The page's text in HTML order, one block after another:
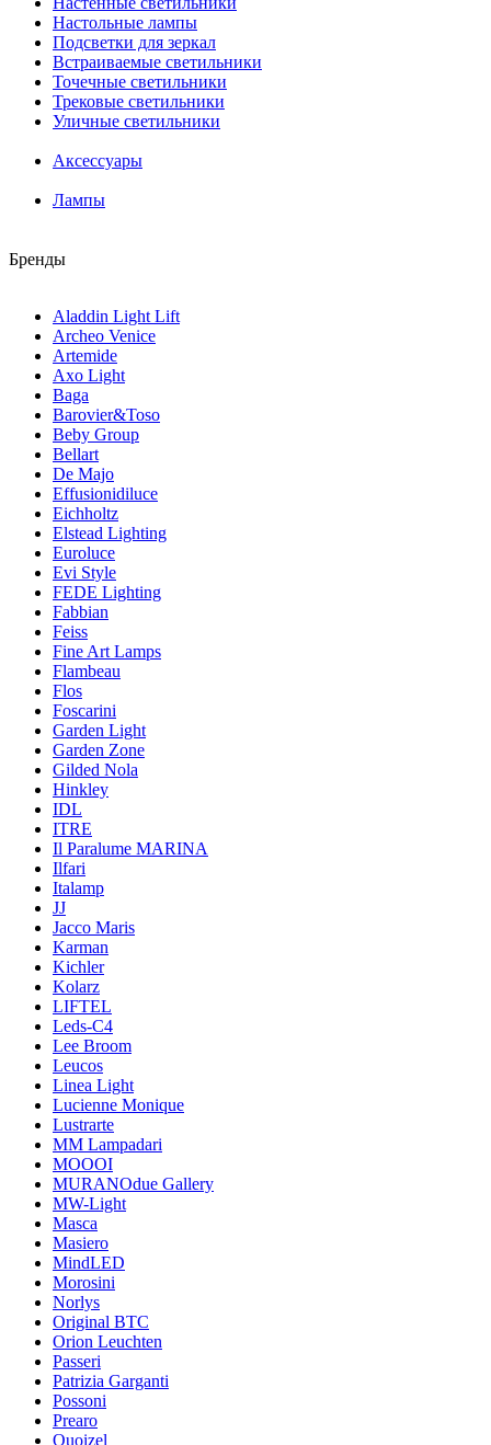
Настольные лампы
Подсветки для зеркал
Встраиваемые светильники
Точечные светильники
Трековые светильники
Уличные светильники
Аксессуары
Лампы
Бренды
Aladdin Light Lift
Archeo Venice
Artemide
Axo Light
Baga
Barovier&Toso
Beby Group
Bellart
De Majo
Effusionidiluce
Eichholtz
Elstead Lighting
Euroluce
Evi Style
FEDE Lighting
Fabbian
Feiss
Fine Art Lamps
Flambeau
Flos
Foscarini
Garden Light
Garden Zone
Gilded Nola
Hinkley
IDL
ITRE
Il Paralume MARINA
Ilfari
Italamp
JJ
Jacco Maris
Karman
Kichler
Kolarz
LIFTEL
Leds-C4
Lee Broom
Leucos
Linea Light
Lucienne Monique
Lustrarte
MM Lampadari
MOOOI
MURANOdue Gallery
MW-Light
Masca
Masiero
MindLED
Morosini
Norlys
Original BTC
Orion Leuchten
Passeri
Patrizia Garganti
Possoni
Prearo
Quoizel